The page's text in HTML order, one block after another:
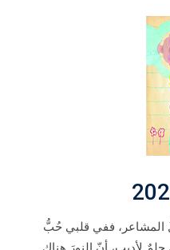
المشاعر، ففي قلبي حُبُّ